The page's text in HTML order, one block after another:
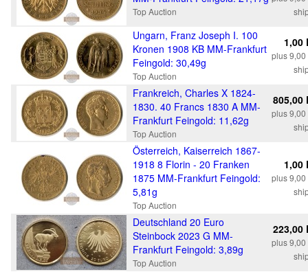
Top Auction
Ungarn, Franz Joseph I. 100
Kronen 1908 KB MM-Frankfurt
Feingold: 30,49g
Top Auction
1,00
plus 9,00
Frankreich, Charles X 1824-
1830. 40 Francs 1830 A MM-
Frankfurt Feingold: 11,62g
Top Auction
805,00
plus 9,00
Österreich, Kaiserreich 1867-
1918 8 Florin - 20 Franken
1875 MM-Frankfurt Feingold:
5,81g
Top Auction
1,00
plus 9,00
Deutschland 20 Euro
Steinbock 2023 G MM-
Frankfurt Feingold: 3,89g
Top Auction
223,00
plus 9,00